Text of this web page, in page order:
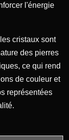
l'énergie
cristaux sont
des pierres
ce qui rend
de couleur et
représentées